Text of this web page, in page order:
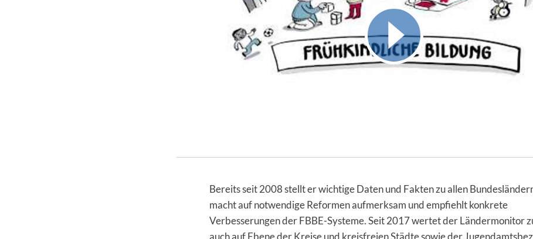
Bereits seit 2008 stellt er wichtige Daten und Fakten zu allen
macht auf notwendige Reformen aufmerksam und empfiehlt konkrete
Verbesserungen der FBBE-Systeme. Seit 2017 wertet der Ländermonitor
auch auf Ebene der Kreise und kreisfreien Städte sowie der